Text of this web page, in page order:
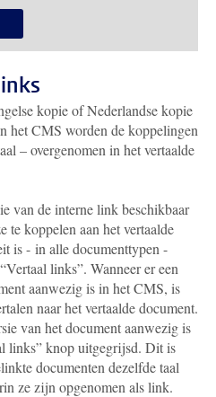
kopie of Nederlandse kopie
het CMS worden de koppelingen
– overgenomen in het vertaalde
van de interne link beschikbaar
te koppelen aan het vertaalde
is - in alle documenttypen -
links”. Wanneer er een
aanwezig is in het CMS, is
naar het vertaalde document.
van het document aanwezig is
links” knop uitgegrijsd. Dit is
documenten dezelfde taal
ze zijn opgenomen als link.